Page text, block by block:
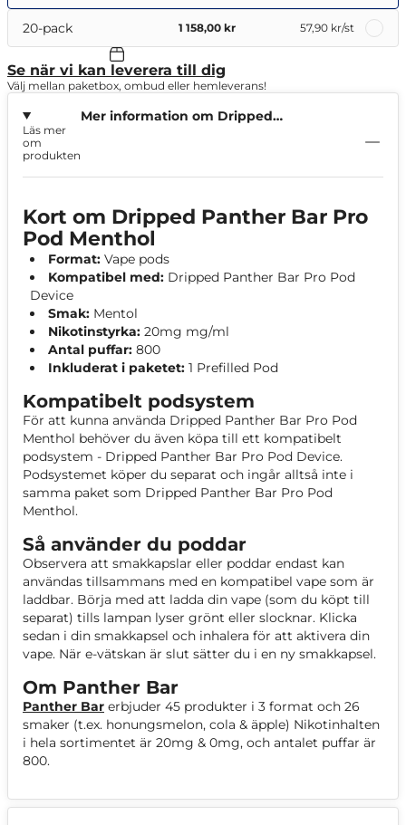
20-pack 1 158,00 kr 57,90 kr/st
Se när vi kan leverera till dig
Välj mellan paketbox, ombud eller hemleverans!
Mer information om Dripped
Läs mer
om
produkten
Kort om Dripped Panther Bar Pro
Pod Menthol
Format: Vape pods
Kompatibel med: Dripped Panther Bar Pro Pod
Device
Smak: Mentol
Nikotinstyrka: 20mg mg/ml
Antal puffar: 800
Inkluderat i paketet: 1 Prefilled Pod
Kompatibelt podsystem
För att kunna använda Dripped Panther Bar Pro Pod
Menthol behöver du även köpa till ett kompatibelt
podsystem - Dripped Panther Bar Pro Pod Device.
Podsystemet köper du separat och ingår alltså inte i
samma paket som Dripped Panther Bar Pro Pod
Menthol.
Så använder du poddar
Observera att smakkapslar eller poddar endast kan
användas tillsammans med en kompatibel vape som är
laddbar. Börja med att ladda din vape (som du köpt till
separat) tills lampan lyser grönt eller slocknar. Klicka
sedan i din smakkapsel och inhalera för att aktivera din
vape. När e-vätskan är slut sätter du i en ny smakkapsel.
Om Panther Bar
Panther Bar erbjuder 45 produkter i 3 format och 26
smaker (t.ex. honungsmelon, cola & äpple) Nikotinhalten
i hela sortimentet är 20mg & 0mg, och antalet puffar är
800.